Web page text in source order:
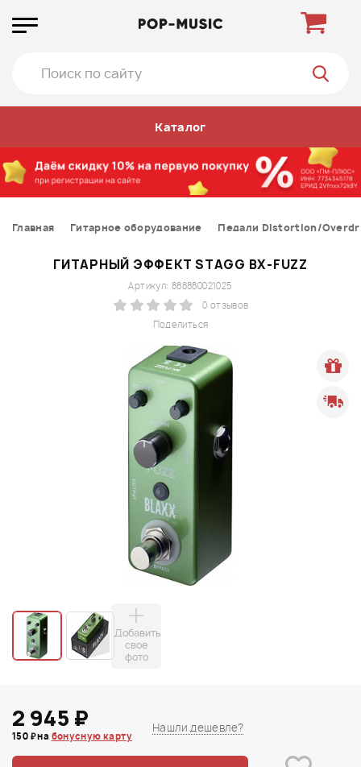
Каталог
Главная Гитарное оборудование Педали Distortion/
ГИТАРНЫЙ ЭФФЕКТ STAGG BX-FUZZ
Поделиться
Артикул: 888880021025
0 отзывов
Добавить
свое
фото
2 945 ₽
150 ₽ на бонусную карту
Нашли дешевле?